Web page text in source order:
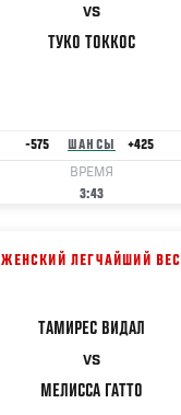
VS
ТУКО ТОККОС
-575 ШАНСЫ +425
ВРЕМЯ
3:43
ЖЕНСКИЙ ЛЕГЧАЙШИЙ ВЕС
ТАМИРЕС ВИДАЛ
VS
МЕЛИССА ГАТТО